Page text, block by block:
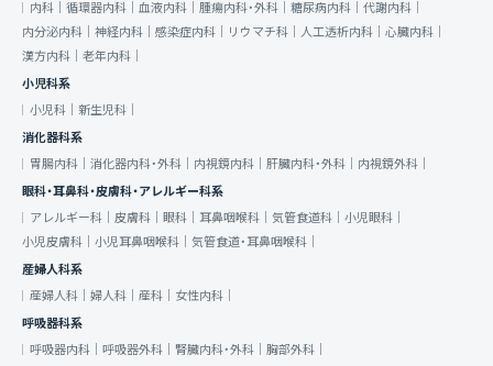
内科｜ 循環器内科｜ 血液内科｜ 腫瘍内科・外科｜ 糖尿病内科｜ 代謝内科｜
内分泌内科｜ 神経内科｜ 感染症内科｜ リウマチ科｜ 人工透析内科｜ 心臓内科｜
漢方内科｜ 老年内科｜
小児科系
小児科｜ 新生児科｜
消化器科系
胃腸内科｜ 消化器内科・外科｜ 内視鏡内科｜ 肝臓内科・外科｜ 内視鏡外科｜
眼科・耳鼻科・皮膚科・アレルギー科系
アレルギー科｜ 皮膚科｜ 眼科｜ 耳鼻咽喉科｜ 気管食道科｜ 小児眼科｜
小児皮膚科｜ 小児耳鼻咽喉科｜ 気管食道・耳鼻咽喉科｜
産婦人科系
産婦人科｜ 婦人科｜ 産科｜ 女性内科｜
呼吸器科系
呼吸器内科｜ 呼吸器外科｜ 腎臓内科・外科｜ 胸部外科｜